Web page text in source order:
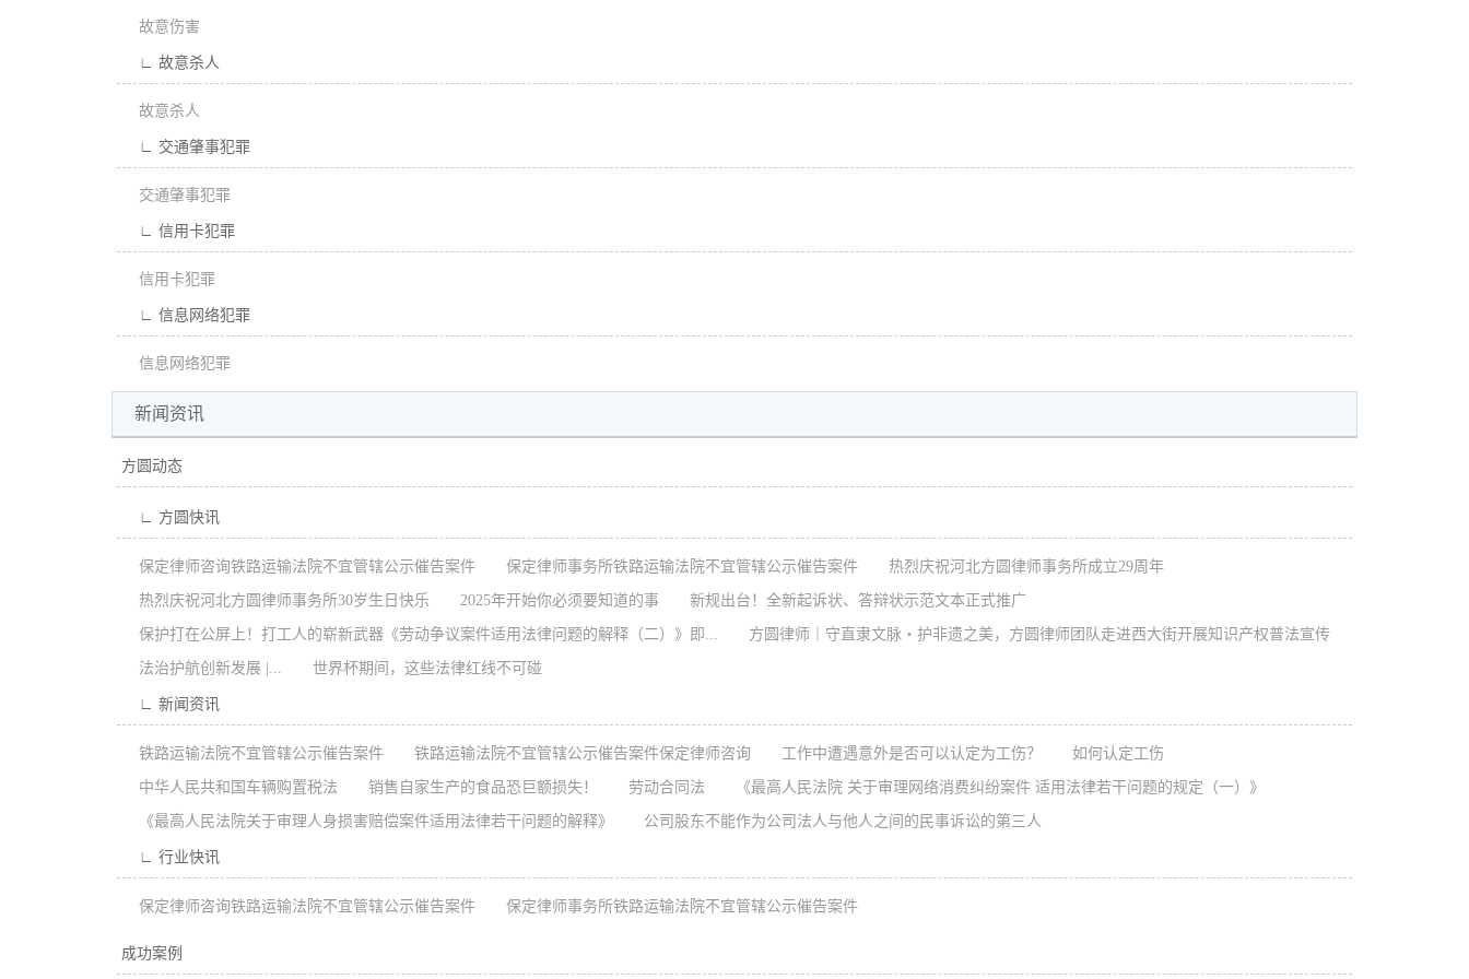
故意伤害
∟ 故意杀人
故意杀人
∟ 交通肇事犯罪
交通肇事犯罪
∟ 信用卡犯罪
信用卡犯罪
∟ 信息网络犯罪
信息网络犯罪
新闻资讯
方圆动态
∟ 方圆快讯
保定律师咨询铁路运输法院不宜管辖公示催告案件 保定律师事务所铁路运输法院不宜管辖公示催告案件 热烈庆祝河北方圆律师事务所成立29周年
热烈庆祝河北方圆律师事务所30岁生日快乐 2025年开始你必须要知道的事 新规出台！全新起诉状、答辩状示范文本正式推广
保护打在公屏上！打工人的崭新武器《劳动争议案件适用法律问题的解释（二）》即... 方圆律师｜守直隶文脉・护非遗之美，方圆律师团队走进西大街开展知识产权普法宣传
法治护航创新发展 |... 世界杯期间，这些法律红线不可碰
∟ 新闻资讯
铁路运输法院不宜管辖公示催告案件 铁路运输法院不宜管辖公示催告案件保定律师咨询 工作中遭遇意外是否可以认定为工伤？ 如何认定工伤
中华人民共和国车辆购置税法 销售自家生产的食品恐巨额损失！ 劳动合同法 《最高人民法院 关于审理网络消费纠纷案件 适用法律若干问题的规定（一）》
《最高人民法院关于审理人身损害赔偿案件适用法律若干问题的解释》 公司股东不能作为公司法人与他人之间的民事诉讼的第三人
∟ 行业快讯
保定律师咨询铁路运输法院不宜管辖公示催告案件 保定律师事务所铁路运输法院不宜管辖公示催告案件
成功案例